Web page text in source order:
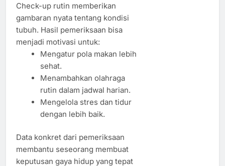
Check-up rutin memberikan
gambaran nyata tentang kondisi
tubuh. Hasil pemeriksaan bisa
menjadi motivasi untuk:
Mengatur pola makan lebih
sehat.
Menambahkan olahraga
rutin dalam jadwal harian.
Mengelola stres dan tidur
dengan lebih baik.
Data konkret dari pemeriksaan
membantu seseorang membuat
keputusan gaya hidup yang tepat